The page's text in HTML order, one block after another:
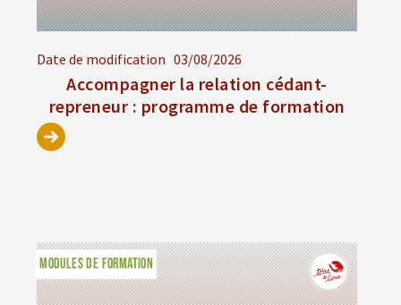
Date de modification 03/08/2026
Accompagner la relation cédant-
repreneur : programme de formation
MODULES DE FORMATION